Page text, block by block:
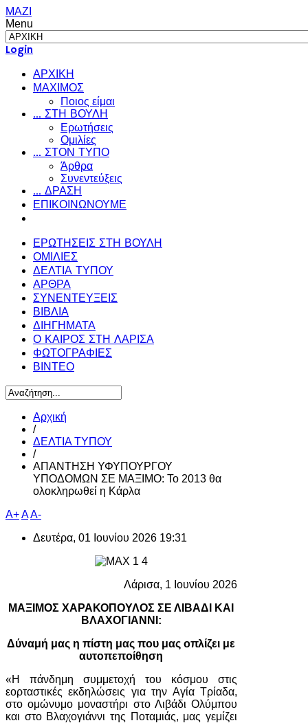
ΜΑΖΙ
Menu
Login
ΑΡΧΙΚΗ
ΜΑΧΙΜΟΣ
Ποιος είμαι
... ΣΤΗ ΒΟΥΛΗ
Ερωτήσεις
Ομιλίες
... ΣΤΟΝ ΤΥΠΟ
Άρθρα
Συνεντεύξεις
... ΔΡΑΣΗ
ΕΠΙΚΟΙΝΩΝΟΥΜΕ
ΕΡΩΤΗΣΕΙΣ ΣΤΗ ΒΟΥΛΗ
ΟΜΙΛΙΕΣ
ΔΕΛΤΙΑ ΤΥΠΟΥ
ΑΡΘΡΑ
ΣΥΝΕΝΤΕΥΞΕΙΣ
ΒΙΒΛΙΑ
ΔΙΗΓΗΜΑΤΑ
Ο ΚΑΙΡΟΣ ΣΤΗ ΛΑΡΙΣΑ
ΦΩΤΟΓΡΑΦΙΕΣ
ΒΙΝΤΕΟ
Αρχική
/
ΔΕΛΤΙΑ ΤΥΠΟΥ
/
ΑΠΑΝΤΗΣΗ ΥΦΥΠΟΥΡΓΟΥ
ΥΠΟΔΟΜΩΝ ΣΕ ΜΑΞΙΜΟ: Το 2013 θα
ολοκληρωθεί η Κάρλα
A+AA-
Δευτέρα, 01 Ιουνίου 2026 19:31
Λάρισα, 1 Ιουνίου 2026
ΜΑΞΙΜΟΣ ΧΑΡΑΚΟΠΟΥΛΟΣ ΣΕ ΛΙΒΑΔΙ ΚΑΙ
ΒΛΑΧΟΓΙΑΝΝΙ:
Δύναμή μας η πίστη μας που μας οπλίζει με
αυτοπεποίθηση
«Η πάνδημη συμμετοχή του κόσμου στις
εορταστικές εκδηλώσεις για την Αγία Τρίαδα,
στο ομώνυμο μοναστήρι στο Λιβάδι Ολύμπου
και στο Βλαχογιάννι της Ποταμιάς, μας γεμίζει